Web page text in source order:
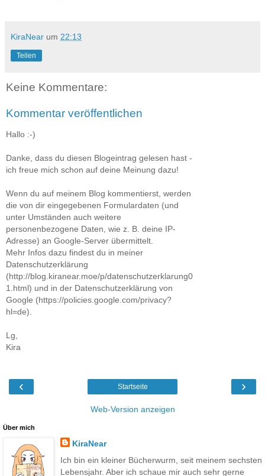
KiraNear um 22:13
Teilen
Keine Kommentare:
Kommentar veröffentlichen
Hallo :-)
Danke, dass du diesen Blogeintrag gelesen hast -
ich freue mich schon auf deine Meinung dazu!
Wenn du auf meinem Blog kommentierst, werden
die von dir eingegebenen Formulardaten (und
unter Umständen auch weitere
personenbezogene Daten, wie z. B. deine IP-
Adresse) an Google-Server übermittelt.
Mehr Infos dazu findest du in meiner
Datenschutzerklärung
(http://blog.kiranear.moe/p/datenschutzerklarung0
1.html) und in der Datenschutzerklärung von
Google (https://policies.google.com/privacy?
hl=de).
Lg,
Kira
‹ ›
Startseite
Web-Version anzeigen
Über mich
KiraNear
Ich bin ein kleiner Bücherwurm, seit meinem sechsten
Lebensjahr. Aber ich schaue mir auch sehr gerne